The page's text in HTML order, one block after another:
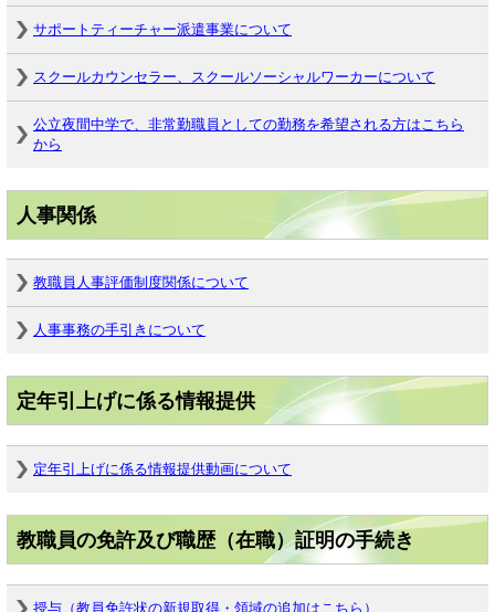
サポートティーチャー派遣事業について
スクールカウンセラー、スクールソーシャルワーカーについて
公立夜間中学で、非常勤職員としての勤務を希望される方はこちら
から
人事関係
教職員人事評価制度関係について
人事事務の手引きについて
定年引上げに係る情報提供
定年引上げに係る情報提供動画について
教職員の免許及び職歴（在職）証明の手続き
授与（教員免許状の新規取得・領域の追加はこちら）